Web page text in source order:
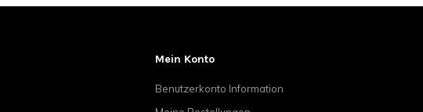
Mein Konto
Benutzerkonto Information